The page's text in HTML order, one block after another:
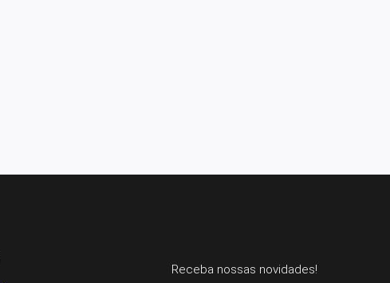
Receba nossas novidades!